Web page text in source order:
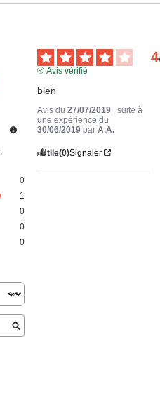
0
1
0
0
0
4
Avis vérifié
bien
Avis du27/07/2019
, suite à
une expérience du
30/06/2019 parA.A.
Utile(0)Signaler